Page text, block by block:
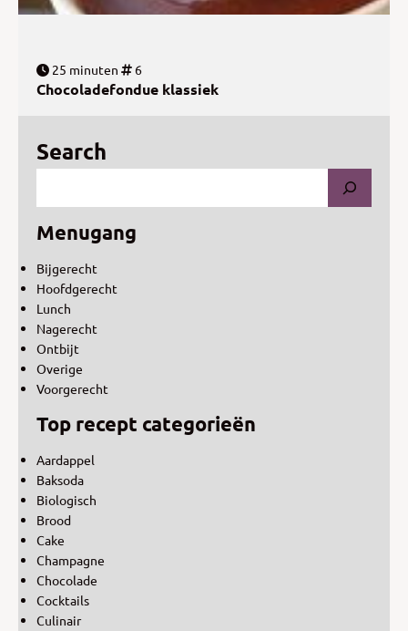
25 minuten 6
Chocoladefondue klassiek
Search
Menugang
Bijgerecht
Hoofdgerecht
Lunch
Nagerecht
Ontbijt
Overige
Voorgerecht
Top recept categorieën
Aardappel
Baksoda
Biologisch
Brood
Cake
Champagne
Chocolade
Cocktails
Culinair